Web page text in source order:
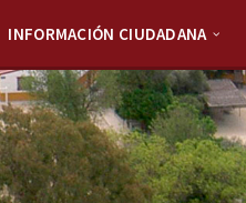
INFORMACIÓN CIUDADANA